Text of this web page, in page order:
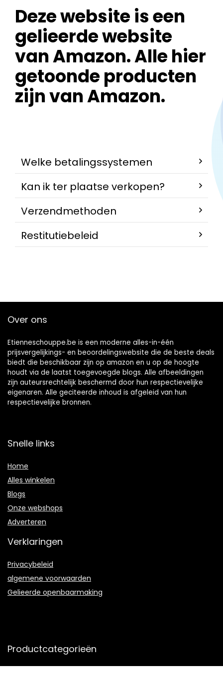
Deze website is een
gelieerde website
van Amazon. Alle hier
getoonde producten
zijn van Amazon.
Welke betalingssystemen
Kan ik ter plaatse verkopen?
Verzendmethoden
Restitutiebeleid
Over ons
Etienneschouppe.be is een moderne alles-in-één
prijsvergelijkings- en beoordelingswebsite die de beste deals
biedt die beschikbaar zijn op amazon en u op de hoogte
houdt via de laatst toegevoegde blogs. Alle afbeeldingen
zijn auteursrechtelijk beschermd door hun respectievelijke
eigenaren. Alle geciteerde inhoud is afgeleid van hun
respectievelijke bronnen.
Snelle links
Home
Alles winkelen
Blogs
Onze webshops
Adverteren
Verklaringen
Privacybeleid
algemene voorwaarden
Gelieerde openbaarmaking
Productcategorieën